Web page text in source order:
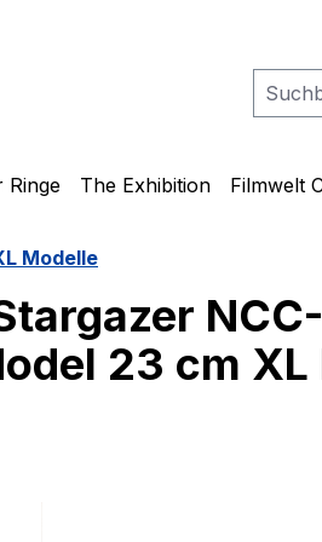
Ringe The Exhibition Filmwelt
Modelle
23 cm